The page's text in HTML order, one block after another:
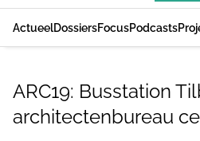
ActueelDossiersFocusPodcasts
ARC19: Busstation
architectenbureau